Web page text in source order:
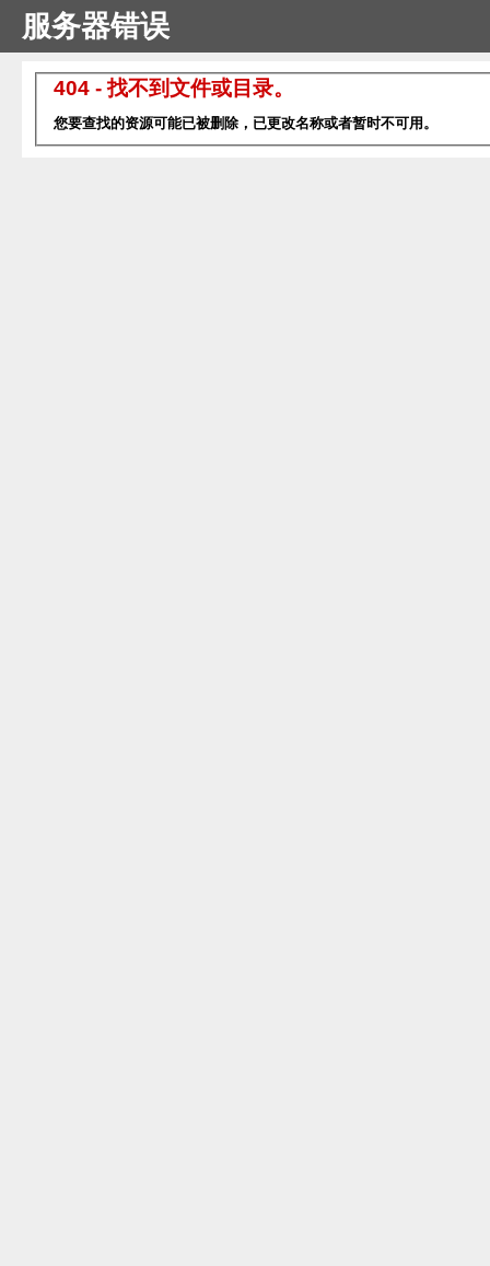
服务器错误
404 - 找不到文件或目录。
您要查找的资源可能已被删除，已更改名称或者暂时不可用。